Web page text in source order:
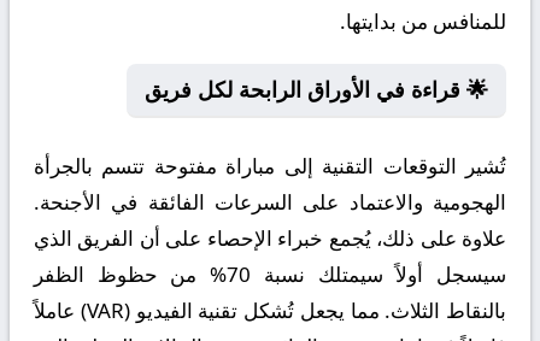
للمنافس من بدايتها.
🌟 قراءة في الأوراق الرابحة لكل فريق
تُشير التوقعات التقنية إلى مباراة مفتوحة تتسم بالجرأة
الهجومية والاعتماد على السرعات الفائقة في الأجنحة.
علاوة على ذلك، يُجمع خبراء الإحصاء على أن الفريق الذي
سيسجل أولاً سيمتلك نسبة 70% من حظوظ الظفر
بالنقاط الثلاث. مما يجعل تُشكل تقنية الفيديو (VAR) عاملاً